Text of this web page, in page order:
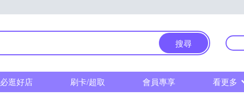
搜尋
必逛好店 刷卡/超取 會員專享 看更多